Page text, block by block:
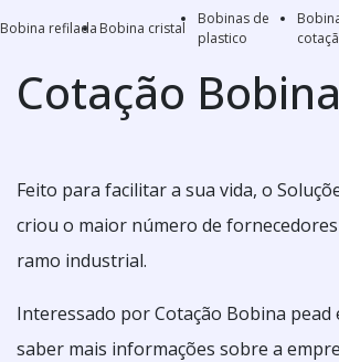
Bobina refilada Bobina cristal
Bobinas de
plastico
Cotação
Feito para facilitar a sua vida, o
criou o maior número de
ramo industrial.
Interessado por Cotação Bobina pead
saber mais informações sobre a